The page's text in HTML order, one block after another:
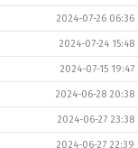
2024-07-26 06:36
2024-07-24 15:48
2024-07-15 19:47
2024-06-28 20:38
2024-06-27 23:38
2024-06-27 22:39